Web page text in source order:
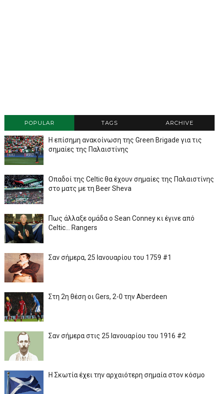
POPULAR TAGS ARCHIVE
Η επίσημη ανακοίνωση της Green Brigade για τις
σημαίες της Παλαιστίνης
Οπαδοί της Celtic θα έχουν σημαίες της Παλαιστίνης
στο ματς με τη Beer Sheva
Πως άλλαξε ομάδα ο Sean Conney κι έγινε από
Celtic... Rangers
Σαν σήμερα, 25 Ιανουαρίου του 1759 #1
Στη 2η θέση οι Gers, 2-0 την Aberdeen
Σαν σήμερα στις 25 Ιανουαρίου του 1916 #2
Η Σκωτία έχει την αρχαιότερη σημαία στον κόσμο